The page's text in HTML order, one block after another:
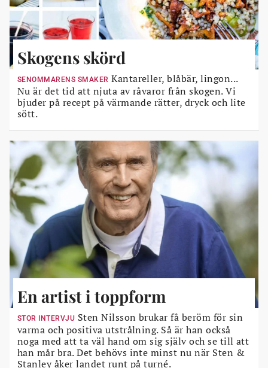
Skogens skörd
SENOMMARENS SMAKER Kantareller, blåbär, lingon...
Nu är det tid att njuta av råvaror från skogen. Vi
bjuder på recept på värmande rätter, dryck och lite
sött.
En artist i toppform
STOR INTERVJU Sten Nilsson brukar få beröm för sin
varma och positiva utstrålning. Så är han också
noga med att ta väl hand om sig själv och se till att
han mår bra. Det behövs inte minst nu när Sten &
Stanley åker landet runt på turné.